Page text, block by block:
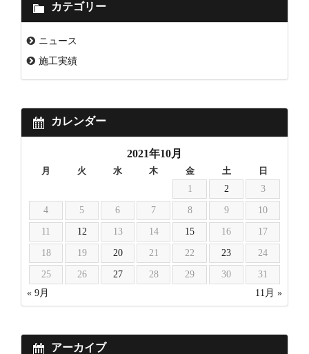
カテゴリー
ニュース
施工実績
カレンダー
2021年10月
月 火 水 木 金 土 日
1 2 3
4 5 6 7 8 9 10
11 12 13 14 15 16 17
18 19 20 21 22 23 24
25 26 27 28 29 30
31
« 9月
11月 »
アーカイブ